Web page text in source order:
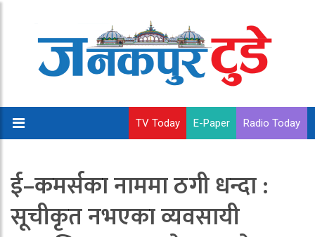
TV Today E-Paper Radio Today
ई–कमर्सका नाममा ठगी धन्दा :
सूचीकृत नभएका व्यवसायी